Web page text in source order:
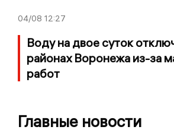
04/08 12:27
Воду на двое суток
районах Воронежа из-за
работ
Главные новости